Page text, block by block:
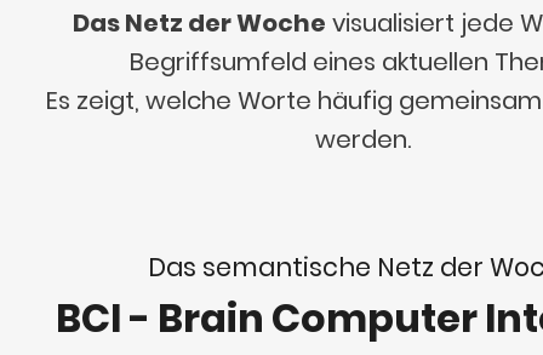
Das Netz der Woche visualisiert jede
Begriffsumfeld eines aktuellen
Es zeigt, welche Worte häufig
werden.
Das semantische Netz der
BCI - Brain Computer